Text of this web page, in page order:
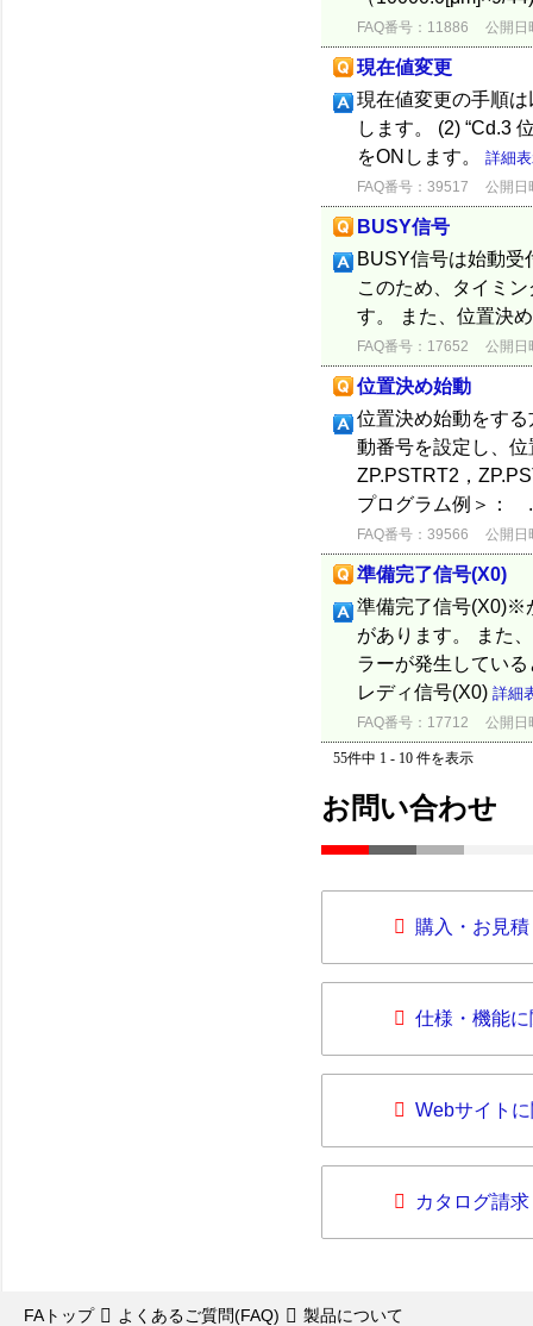
FAQ番号：11886 公開日
現在値変更
現在値変更の手順は
します。 (2) “Cd.3
をONします。 詳細
FAQ番号：39517 公開日
BUSY信号
BUSY信号は始動受
このため、タイミ
す。 また、位置決
FAQ番号：17652 公開日
位置決め始動
位置決め始動をする
動番号を設定し、
ZP.PSTRT2，
プログラム例＞：
FAQ番号：39566 公開日
準備完了信号(X0)
準備完了信号(X0)※
があります。 また
ラーが発生してい
レディ信号(X0) 詳細
FAQ番号：17712 公開日
55件中 1 - 10 件を表示
お問い合わせ
購入・お見
仕様・機能
Webサイト
カタログ請求
FAトップ よくあるご質問(FAQ)
製品について